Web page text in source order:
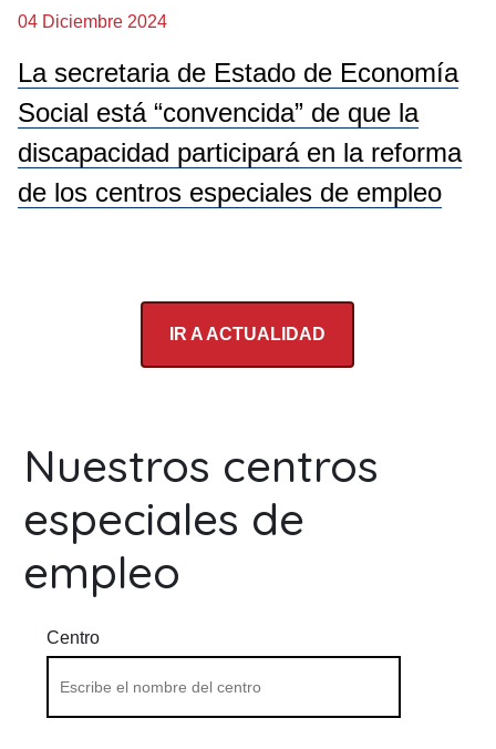
04 Diciembre 2024
La secretaria de Estado de Economía
Social está “convencida” de que la
discapacidad participará en la reforma
de los centros especiales de empleo
IR A ACTUALIDAD
Nuestros centros
especiales de
empleo
Centro